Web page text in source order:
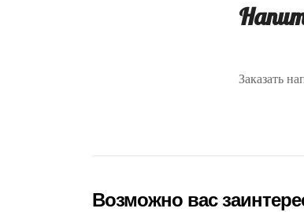
Заказать
Возможно вас